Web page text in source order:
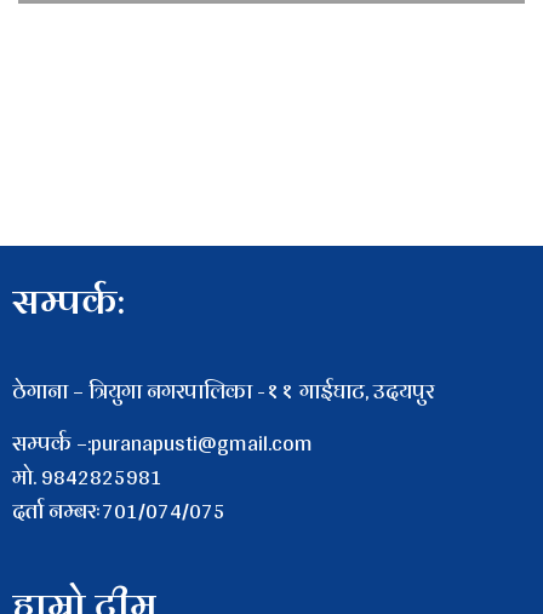
सम्पर्क:
ठेगाना – त्रियुगा नगरपालिका -११ गाईघाट, उदयपुर
सम्पर्क –:puranapusti@gmail.com
माे. 9842825981
दर्ता नम्बरः701/074/075